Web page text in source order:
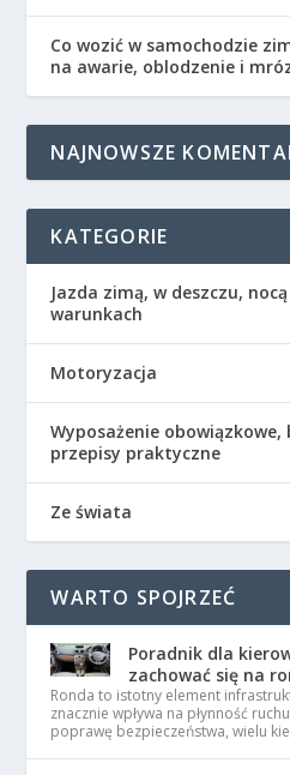
Co wozić w samochodzie
na awarie, oblodzenie i
NAJNOWSZE
KATEGORIE
Jazda zimą, w deszczu,
warunkach
Motoryzacja
Wyposażenie
przepisy praktyczne
Ze świata
WARTO SPOJRZEĆ
Poradnik dla
zachować się na
Ronda to istotny element
znacznie wpływa na płynność
poprawę bezpieczeństwa, wielu